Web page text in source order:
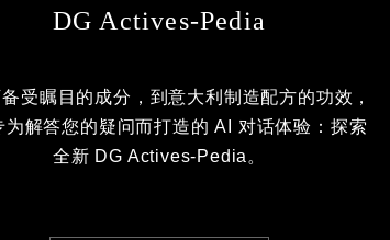
DG Actives-Pedia
受瞩目的成分，到意大利制造配方的功效，
为解答您的疑问而打造的 AI 对话体验：探索
全新 DG Actives-Pedia。